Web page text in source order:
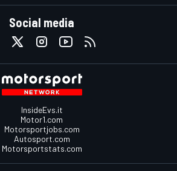
Social media
InsideEvs.it
Motor1.com
Motorsportjobs.com
Autosport.com
Motorsportstats.com